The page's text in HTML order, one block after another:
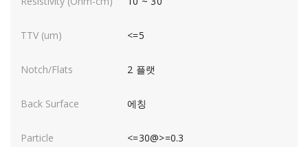
<=5
2 플랫
에칭
<=30@>=0.3